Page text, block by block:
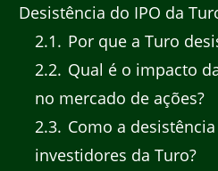
Desistência do IPO da
2.1
Por que a Turo
2.2 Qual é o impacto
no mercado de ações?
2.3 Como a
investidores da Turo?